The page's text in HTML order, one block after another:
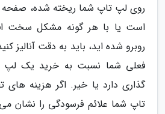
روی لپ تاپ شما ریخته شده،
است یا با هر گونه مشکل سخت
روبرو شده اید، باید به دقت آنالیز
فعلی شما نسبت به خرید یک لپ
گذاری دارد یا خیر. اگر هزینه
تاپ شما علائم فرسودگی را نشان